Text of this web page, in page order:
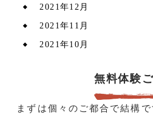
2021年12月
2021年11月
2021年10月
無料体験
まずは個々のご都合で結構